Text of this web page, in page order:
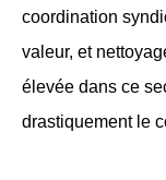
coordination
valeur, et
élevée dans ce
drastiquement le